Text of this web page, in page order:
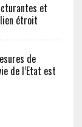
et
étroit
de
de l’Etat est